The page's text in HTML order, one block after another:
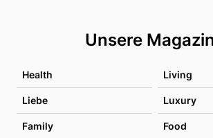
Unsere
Health Living
Liebe Luxury
Family Food